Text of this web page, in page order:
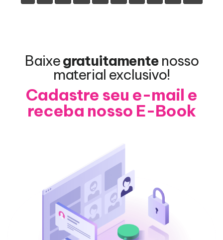
Baixegratuitamente nosso
material exclusivo!
Cadastre seu e-mail e
receba nosso E-Book